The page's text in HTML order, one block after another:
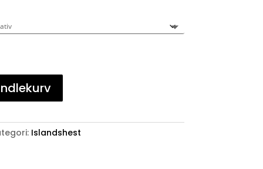
Islandshest